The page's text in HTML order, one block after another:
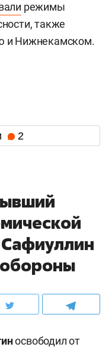
режимы
также
и Нижнекамском.
2
освободил от